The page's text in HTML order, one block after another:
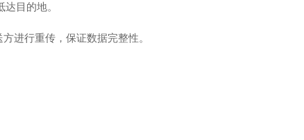
目的地。
进行重传，保证数据完整性。